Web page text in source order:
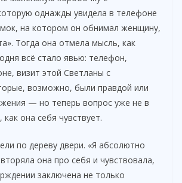
однажды увидела в телефоне
на котором он обнимал женщину,
Тогда она отмела мысль, как
всё стало явью: телефон,
визит этой Светланы с
возможно, были правдой или
— но теперь вопрос уже не в
она себя чувствует.
по дереву двери. «Я абсолютно
она про себя и чувствовала,
заключена не только